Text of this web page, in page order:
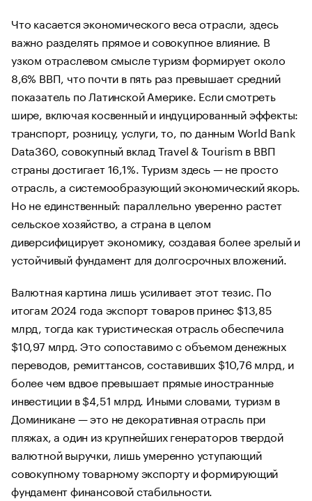
Что касается экономического веса отрасли, здесь
важно разделять прямое и совокупное влияние. В
узком отраслевом смысле туризм формирует около
8,6% ВВП, что почти в пять раз превышает средний
показатель по Латинской Америке. Если смотреть
шире, включая косвенный и индуцированный эффекты:
транспорт, розницу, услуги, то, по данным World Bank
Data360, совокупный вклад Travel & Tourism в ВВП
страны достигает 16,1%. Туризм здесь — не просто
отрасль, а системообразующий экономический якорь.
Но не единственный: параллельно уверенно растет
сельское хозяйство, а страна в целом
диверсифицирует экономику, создавая более зрелый и
устойчивый фундамент для долгосрочных вложений.
Валютная картина лишь усиливает этот тезис. По
итогам 2024 года экспорт товаров принес $13,85
млрд, тогда как туристическая отрасль обеспечила
$10,97 млрд. Это сопоставимо с объемом денежных
переводов, ремиттансов, составивших $10,76 млрд, и
более чем вдвое превышает прямые иностранные
инвестиции в $4,51 млрд. Иными словами, туризм в
Доминикане — это не декоративная отрасль при
пляжах, а один из крупнейших генераторов твердой
валютной выручки, лишь умеренно уступающий
совокупному товарному экспорту и формирующий
фундамент финансовой стабильности.